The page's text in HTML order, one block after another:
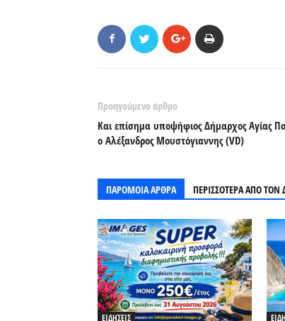
Προηγούμενο άρθρο
Και επίσημα υποψήφιος Δήμαρχος Αγίας
ο Αλέξανδρος Μουστόγιαννης (VD)
ΠΑΡΟΜΟΙΑ ΑΡΘΡΑ ΠΕΡΙΣΣΟΤΕΡΑ ΑΠΟ
ΕΙΔΗΣΕΙΣ